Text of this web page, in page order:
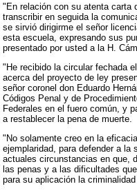
"En relación con su atenta carta
transcribir en seguida la
se sirvió dirigirme el señor
esta escuela, expresando sus
presentado por usted a la H.
"He recibido la circular fechada
acerca del proyecto de ley
señor coronel don Eduardo
Códigos Penal y de
Federales en el fuero común, y
a restablecer la pena de muerte.
"No solamente creo en la
ejemplaridad, para defender a la
actuales circunstancias en que,
las penas y a las dificultades
para su aplicación la